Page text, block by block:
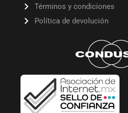
Términos y condiciones
Política de devolución